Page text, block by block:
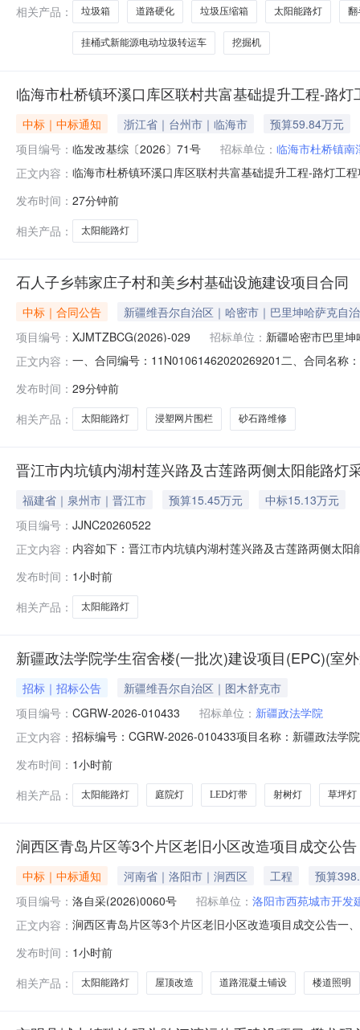
相关产品：
垃圾箱 道路硬化 垃圾压缩箱 太阳能路灯 翻
挂桶式新能源电动垃圾转运车 挖掘机
临海市杜桥镇环溪口库区联村共富基础提升工程-路灯
中标｜中标通知 浙江省｜台州市｜临海市
预算59.84万元
项目编号： 临发改基综〔2026〕71号 招标单位： 临海市杜桥镇南
正文内容： 临海市杜桥镇环溪口库区联村共富基础提升工程-路灯工
提出异议或按照《工程建设项目招标投标活动投诉处理
项目登记号：临限招2026092东监管部门：临海
发布时间： 27分钟前
相关产品：
太阳能路灯
石人子乡韩家庄子村和美乡村基础设施建设项目合同
中标｜合同公告
新疆维吾尔自治区｜哈密市｜巴里坤哈萨克自
项目编号： XJMTZBCG(2026)-029 招标单位： 新疆哈密市巴里
正文内容： 一、合同编号：11N01061462020269201二、合同名称
（乙方）：新疆瑞硕建筑工程有限公司地址：新疆哈密
发布时间： 29分钟前
相关产品：
太阳能路灯 浸塑网片围栏 砂石路维修
晋江市内坑镇内湖村莲兴路及古莲路两侧太阳能路灯
福建省｜泉州市｜晋江市 预算15.45万元
中标15.13万元
项目编号： JJNC20260522
正文内容： 内容如下：晋江市内坑镇内湖村莲兴路及古莲路两侧太
发布时间： 1小时前
相关产品：
太阳能路灯
新疆政法学院学生宿舍楼(一批次)建设项目(EPC)(室
招标｜招标公告
新疆维吾尔自治区｜图木舒克市
项目编号： CGRW-2026-010433 招标单位： 新疆政法学院
正文内容： 招标编号：CGRW-2026-010433项目名称：新疆政法学
灯、草坪灯等产品具体情况如下：一、工程概况:1.工程
发布时间： 1小时前
相关产品：
太阳能路灯 庭院灯 LED灯带 射树灯 草坪灯
涧西区青岛片区等3个片区老旧小区改造项目成交公告
中标｜中标通知 河南省｜洛阳市｜涧西区 工程
预算
项目编号： 洛自采(2026)0060号 招标单位： 洛阳市西苑城市开发
正文内容： 涧西区青岛片区等3个片区老旧小区改造项目成交公告一
个老旧小区，主要包含小区太阳能路灯，楼道照明，监
发布时间： 1小时前
相关产品：
太阳能路灯 屋顶改造 道路混凝土铺设 楼道照明